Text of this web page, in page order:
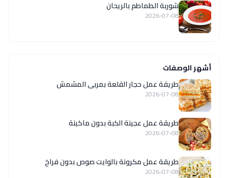
شوربة الطماطم بالريحان
2026-07-08
أشهر الوصفات
طريقة عمل حجار القلعة بمربى المشمش
2026-07-08
طريقة عمل عجينة الكبة بدون ماكينة
2026-07-08
طريقة عمل مكرونة بالوايت صوص بدون فراخ
2026-07-08